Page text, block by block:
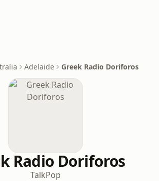
Adelaide Greek Radio Doriforos
Radio Doriforos
TalkPop